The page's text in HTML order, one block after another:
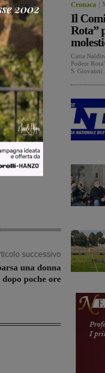
successivo
una donna
poche ore
Cronaca
Il
Rota”
Catia
Podere
S.